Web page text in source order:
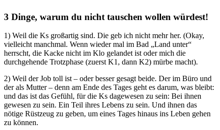
3 Dinge, warum du nicht tauschen wollen würdest!
1) Weil die Ks großartig sind. Die geb ich nicht mehr her. (Okay,
vielleicht manchmal. Wenn wieder mal im Bad „Land unter“
herrscht, die Kacke nicht im Klo gelandet ist oder mich die
durchgehende Trotzphase (zuerst K1, dann K2) mürbe macht).
2) Weil der Job toll ist – oder besser gesagt beide. Der im Büro und
der als Mutter – denn am Ende des Tages geht es darum, was bleibt:
und das ist das Gefühl, für die Ks dagewesen zu sein: Bei ihnen
gewesen zu sein. Ein Teil ihres Lebens zu sein. Und ihnen das
nötige Rüstzeug zu geben, um eines Tages hinaus ins Leben gehen
zu können.